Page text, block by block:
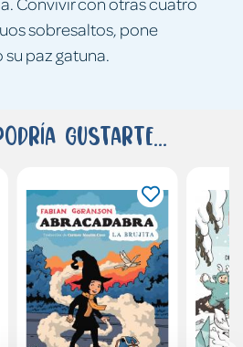
sobresaltos, pone
paz gatuna.
gustarte...